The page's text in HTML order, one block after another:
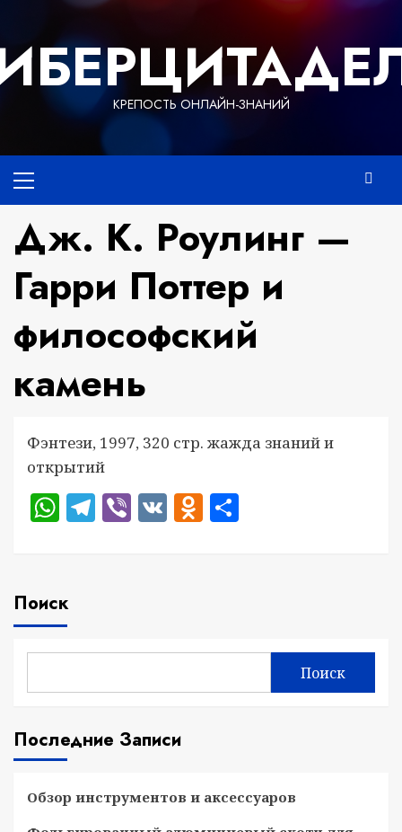
содержимому
КРЕПОСТЬ ОНЛАЙН-ЗНАНИЙ
меню
Дж. К. Роулинг —
Гарри Поттер и
философский
камень
Фэнтези, 1997, 320 стр. жажда знаний и
открытий
WhatsApp
Telegram
Viber
VKOdnoklassniki
Поиск
Поиск
Последние Записи
Обзор инструментов и аксессуаров